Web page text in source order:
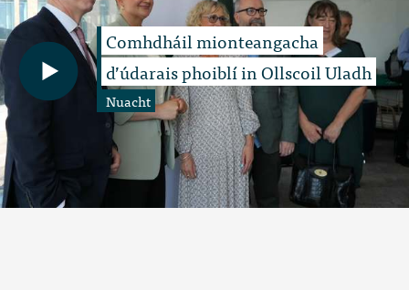
Comhdháil mionteangacha
d’údarais phoiblí in Ollscoil Uladh
Nuacht